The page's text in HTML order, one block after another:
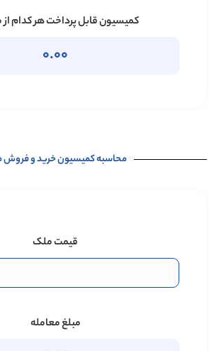
کمیسیون قابل پرداخت هر کدام
0.00
محاسبه کمیسیون خرید و
قیمت ملک
مبلغ معامله